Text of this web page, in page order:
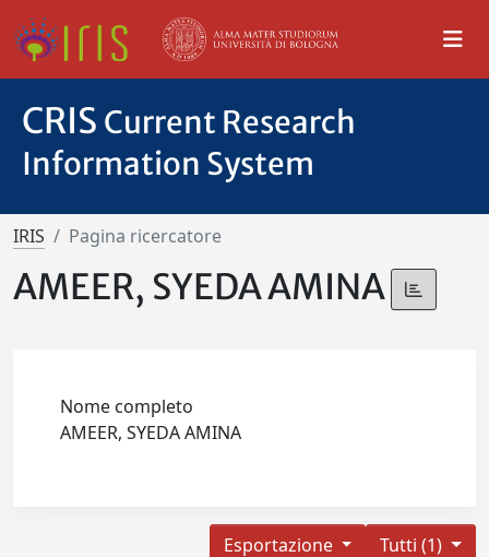
CRIS Current Research
Information System
IRIS Pagina ricercatore
AMEER, SYEDA AMINA
Nome completo
AMEER, SYEDA AMINA
Tutti (1)
Esportazione